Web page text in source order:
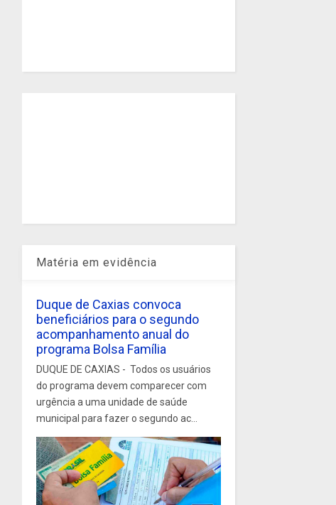
Matéria em evidência
Duque de Caxias convoca
beneficiários para o segundo
acompanhamento anual do
programa Bolsa Família
DUQUE DE CAXIAS - Todos os usuários
do programa devem comparecer com
urgência a uma unidade de saúde
municipal para fazer o segundo ac...